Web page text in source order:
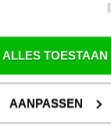
ALLES TOESTAAN
AANPASSEN
HEB IK?